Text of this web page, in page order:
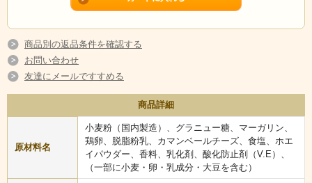
商品別の返品条件を確認する
お問い合わせ
友達にメールですすめる
商品詳細
原材料名
小麦粉（国内製造）、グラニュー糖、マーガリン、
鶏卵、脱脂粉乳、カマンベールチーズ、食塩、ホエ
イパウダー、香料、乳化剤、酸化防止剤（V.E）、
（一部に小麦・卵・乳成分・大豆を含む）